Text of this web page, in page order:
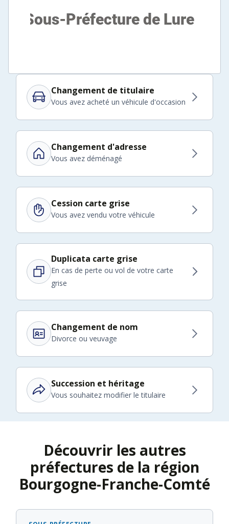
Changement de titulaire
Vous avez acheté un véhicule d'occasion
Changement d'adresse
Vous avez déménagé
Cession carte grise
Vous avez vendu votre véhicule
Duplicata carte grise
En cas de perte ou vol de votre carte
grise
Changement de nom
Divorce ou veuvage
Succession et héritage
Vous souhaitez modifier le titulaire
Découvrir les autres
préfectures de la région
Bourgogne-Franche-Comté